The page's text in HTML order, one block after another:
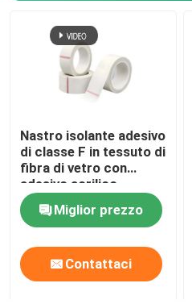
Nastro della tela della
Nastro di condotta del
Doppio nastro adesivo
Nastro adesivo
Colata di investimento di
Nastro isolante adesivo
di classe F in tessuto di
fibra di vetro con
adesivo acrilico
Miglior prezzo
Contattaci